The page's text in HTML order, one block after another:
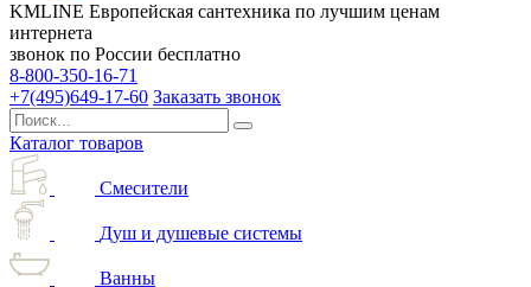
KMLINE Европейская сантехника по лучшим ценам
интернета
звонок по России бесплатно
8-800-350-16-71
+7(495)649-17-60 Заказать звонок
Каталог товаров
Смесители
Душ и душевые системы
Ванны